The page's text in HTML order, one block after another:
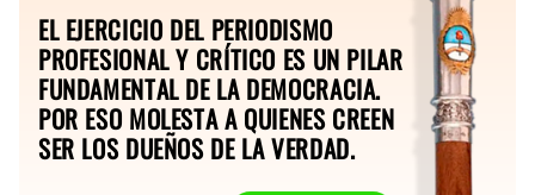
EL EJERCICIO DEL PERIODISMO
PROFESIONAL Y CRÍTICO ES UN PILAR
FUNDAMENTAL DE LA DEMOCRACIA.
POR ESO MOLESTA A QUIENES CREEN
SER LOS DUEÑOS DE LA VERDAD.